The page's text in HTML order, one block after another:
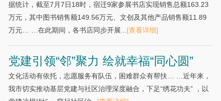
据统计，截至7月7日18时，宿迁9家参展书店实现销售总额163.23
万元，其中图书销售额149.56万元、文创及其他产品销售额11.89
万元… …在此期间，各书店同步开展...[查看详细]
党建引领“邻”聚力 绘就幸福“同心圆”
文化活动有依托，志愿服务有队伍，困难群众有帮扶… …近年来，
我市切实推动基层党建与社区治理深度融合，下足“绣花功夫” ，以